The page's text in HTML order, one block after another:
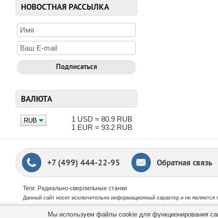
НОВОСТНАЯ РАССЫЛКА
ВАЛЮТА
1 USD = 80.9 RUB
1 EUR = 93.2 RUB
Радиально-
металлических
Строительство и
и качественно
Автомобильная
+7 (499) 444-22-95 Обратная связь
Теги: Радиально-сверлильные станки
Данный сайт носит исключительно информационный характер и не
Stalex.suМы используем файлы cookie для функционирования